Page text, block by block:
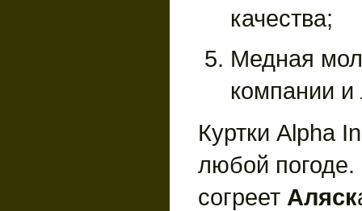
качества;
Медная
компании и
Куртки Alpha
любой
согреет Аляск